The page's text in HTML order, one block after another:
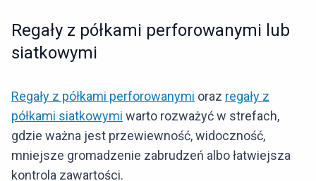
Regały z półkami perforowanymi lub
siatkowymi
Regały z półkami perforowanymi oraz regały z
półkami siatkowymi warto rozważyć w strefach,
gdzie ważna jest przewiewność, widoczność,
mniejsze gromadzenie zabrudzeń albo łatwiejsza
kontrola zawartości.